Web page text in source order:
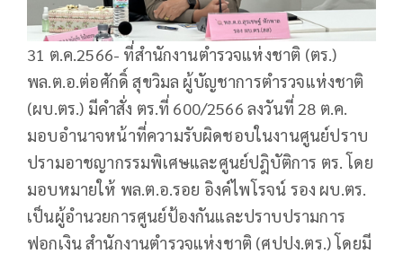
31 ต.ค.2566- ที่สำนักงานตำรวจแห่งชาติ (ตร.)
พล.ต.อ.ต่อศักดิ์ สุขวิมล ผู้บัญชาการตำรวจแห่งชาติ
(ผบ.ตร.) มีคำสั่ง ตร.ที่ 600/2566 ลงวันที่ 28 ต.ค.
มอบอำนาจหน้าที่ความรับผิดชอบในงานศูนย์ปราบ
ปรามอาชญากรรมพิเศษและศูนย์ปฎิบัติการ ตร. โดย
มอบหมายให้ พล.ต.อ.รอย อิงค์ไพโรจน์ รอง ผบ.ตร.
เป็นผู้อำนวยการศูนย์ป้องกันและปราบปรามการ
ฟอกเงิน สำนักงานตำรวจแห่งชาติ (ศปปง.ตร.) โดยมี